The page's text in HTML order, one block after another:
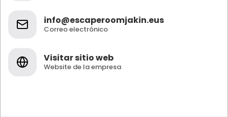
info@escaperoomjakin.eus
Correo electrónico
Visitar sitio web
Website de la empresa